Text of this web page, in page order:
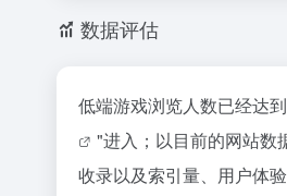
数据评估
低端游戏浏览人数已经达
"进入；以目前的网站数
收录以及索引量、用户体